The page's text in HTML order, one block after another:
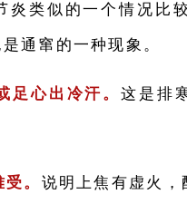
炎类似的一个情况比
通窜的一种现象。
足心出冷汗。这是排
。 说明上焦有虚火，